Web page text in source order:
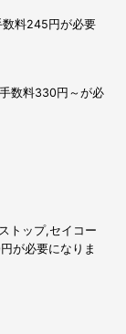
料245円が必要
数料330円～が必
トップ,セイコー
が必要になりま